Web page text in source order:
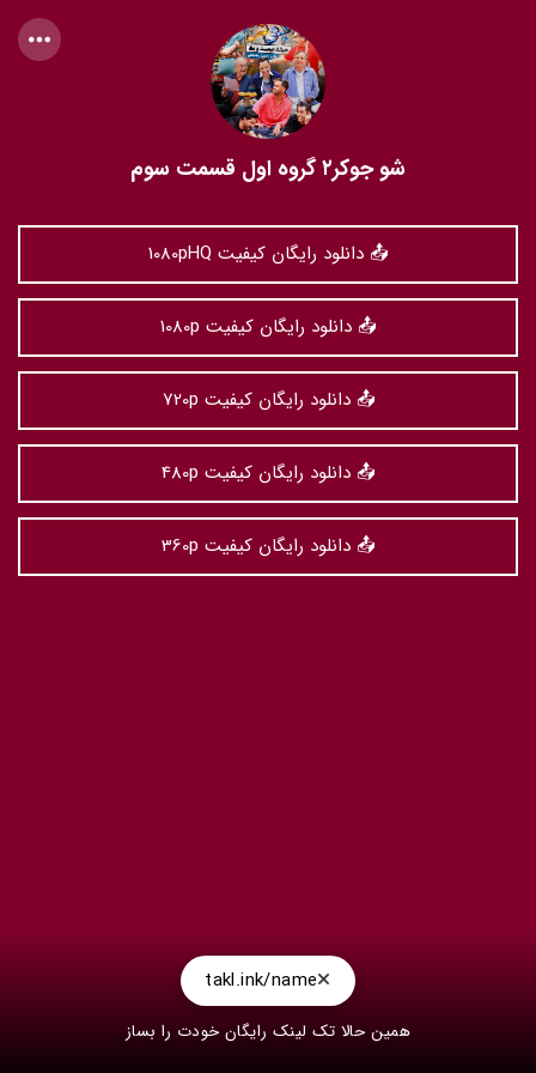
شو جوکر۲ گروه اول قسمت سوم
📤 دانلود رایگان کیفیت 1080pHQ
📤 دانلود رایگان کیفیت 1080p
📤 دانلود رایگان کیفیت 720p
📤 دانلود رایگان کیفیت 480p
📤 دانلود رایگان کیفیت 360p
takl.ink/name
همین حالا تک لینک رایگان خودت را بساز